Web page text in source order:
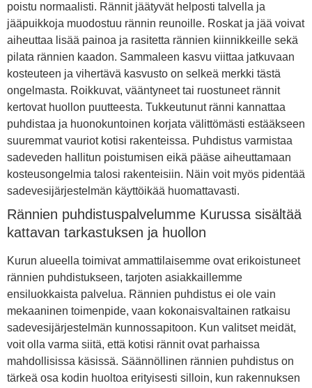
poistu normaalisti. Rännit jäätyvät helposti talvella ja
jääpuikkoja muodostuu rännin reunoille. Roskat ja jää voivat
aiheuttaa lisää painoa ja rasitetta rännien kiinnikkeille sekä
pilata rännien kaadon. Sammaleen kasvu viittaa jatkuvaan
kosteuteen ja vihertävä kasvusto on selkeä merkki tästä
ongelmasta. Roikkuvat, vääntyneet tai ruostuneet rännit
kertovat huollon puutteesta. Tukkeutunut ränni kannattaa
puhdistaa ja huonokuntoinen korjata välittömästi estääkseen
suuremmat vauriot kotisi rakenteissa. Puhdistus varmistaa
sadeveden hallitun poistumisen eikä pääse aiheuttamaan
kosteusongelmia talosi rakenteisiin. Näin voit myös pidentää
sadevesijärjestelmän käyttöikää huomattavasti.
Rännien puhdistuspalvelumme Kurussa sisältää
kattavan tarkastuksen ja huollon
Kurun alueella toimivat ammattilaisemme ovat erikoistuneet
rännien puhdistukseen, tarjoten asiakkaillemme
ensiluokkaista palvelua. Rännien puhdistus ei ole vain
mekaaninen toimenpide, vaan kokonaisvaltainen ratkaisu
sadevesijärjestelmän kunnossapitoon. Kun valitset meidät,
voit olla varma siitä, että kotisi rännit ovat parhaissa
mahdollisissa käsissä. Säännöllinen rännien puhdistus on
tärkeä osa kodin huoltoa erityisesti silloin, kun rakennuksen